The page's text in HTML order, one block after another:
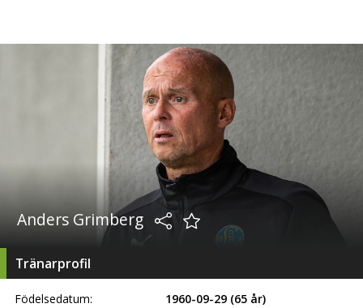
Anders Grimberg
Tränarprofil
Födelsedatum: 1960-09-29 (65 år)